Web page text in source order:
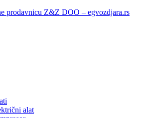
prodavnicu Z&Z DOO – egvozdjara.rs
alat